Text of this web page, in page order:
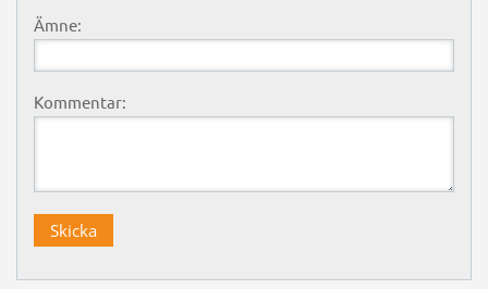
Ämne:
Kommentar: